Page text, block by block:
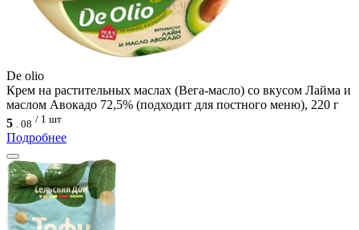
De olio
Крем на растительных маслах (Вега-масло) со вкусом Лайма и
маслом Авокадо 72,5% (подходит для постного меню), 220 г
5
08 / 1 шт
Подробнее